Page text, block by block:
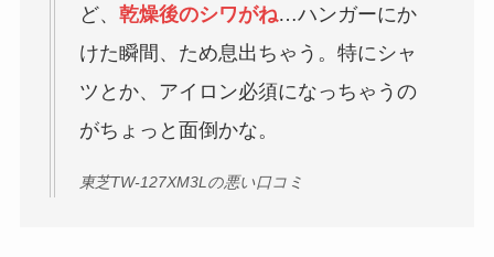
ど、 乾燥後のシワがね…ハンガーにか
けた瞬間、ため息出ちゃう。特にシャ
ツとか、アイロン必須になっちゃうの
がちょっと面倒かな。
東芝TW-127XM3Lの悪い口コミ